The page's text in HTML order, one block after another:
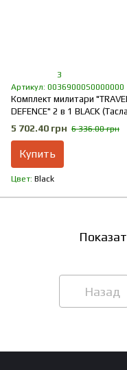
3
Артикул: 00369000S0000000
Комплект милитари
DEFENCE" 2 в 1 BLACK
Микрофлис)
5 702.40 грн 6 336.00 грн
Купить
Цвет Black
Назад